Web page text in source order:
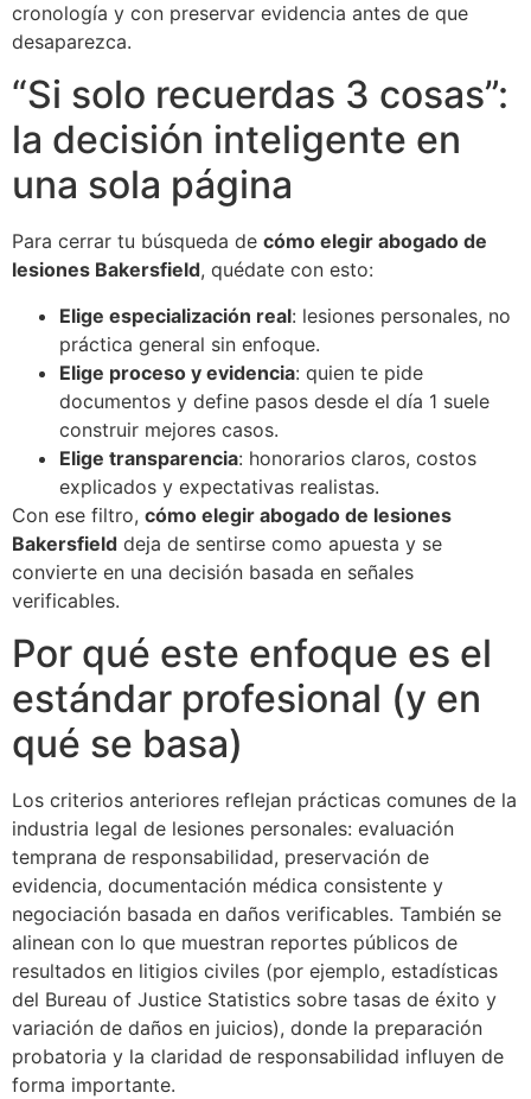
cronología y con preservar evidencia antes de que
desaparezca.
“Si solo recuerdas 3 cosas”:
la decisión inteligente en
una sola página
Para cerrar tu búsqueda de cómo elegir abogado de
lesiones Bakersfield, quédate con esto:
Elige especialización real: lesiones personales, no
práctica general sin enfoque.
Elige proceso y evidencia: quien te pide
documentos y define pasos desde el día 1 suele
construir mejores casos.
Elige transparencia: honorarios claros, costos
explicados y expectativas realistas.
Con ese filtro, cómo elegir abogado de lesiones
Bakersfield deja de sentirse como apuesta y se
convierte en una decisión basada en señales
verificables.
Por qué este enfoque es el
estándar profesional (y en
qué se basa)
Los criterios anteriores reflejan prácticas comunes de la
industria legal de lesiones personales: evaluación
temprana de responsabilidad, preservación de
evidencia, documentación médica consistente y
negociación basada en daños verificables. También se
alinean con lo que muestran reportes públicos de
resultados en litigios civiles (por ejemplo, estadísticas
del Bureau of Justice Statistics sobre tasas de éxito y
variación de daños en juicios), donde la preparación
probatoria y la claridad de responsabilidad influyen de
forma importante.